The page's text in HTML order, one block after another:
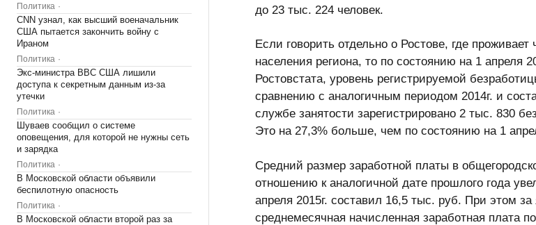
Политика
CNN узнал, как высший военачальник
США пытается закончить войну с
Ираном
Политика
Экс-министра ВВС США лишили
доступа к секретным данным из-за
утечки
Политика
Шуваев сообщил о системе
оповещения, для которой не нужны сеть
и зарядка
Политика
В Московской области объявили
беспилотную опасность
Политика
В Московской области второй раз за
до 23 тыс. 224 человек.
Если говорить отдельно о Ростове, где проживает
населения региона, то по состоянию на 1 апреля
Ростовстата, уровень регистрируемой
сравнению с аналогичным периодом 2014г. и
службе занятости зарегистрировано 2 тыс. 830
Это на 27,3% больше, чем по состоянию на 1
Средний размер заработной платы в
отношению к аналогичной дате прошлого года
апреля 2015г. составил 16,5 тыс. руб. При этом за
среднемесячная начисленная заработная плата